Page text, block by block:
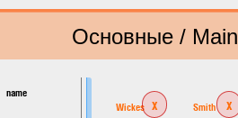
Основные / Main
name
Wickes x Smith x